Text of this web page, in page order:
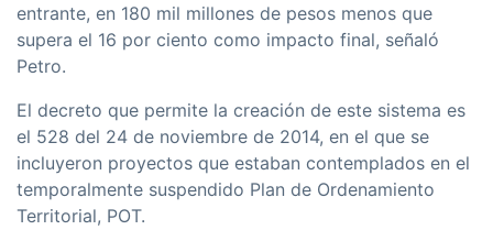
entrante, en 180 mil millones de pesos menos que
supera el 16 por ciento como impacto final, señaló
Petro.
El decreto que permite la creación de este sistema es
el 528 del 24 de noviembre de 2014, en el que se
incluyeron proyectos que estaban contemplados en el
temporalmente suspendido Plan de Ordenamiento
Territorial, POT.